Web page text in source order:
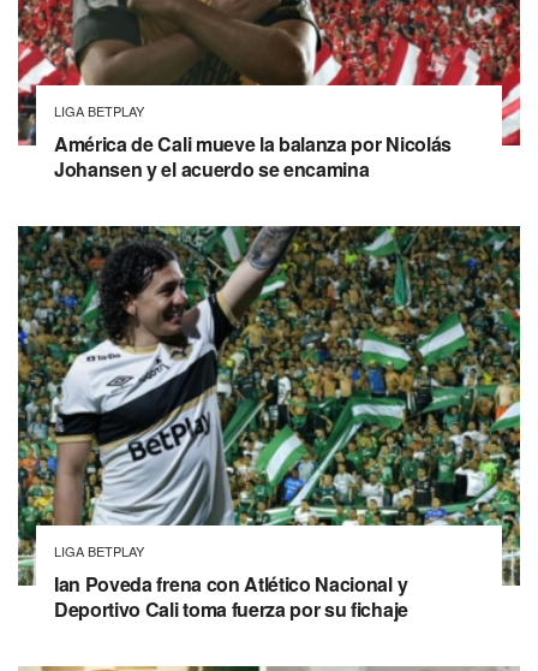
LIGA BETPLAY
América de Cali mueve la balanza por Nicolás
Johansen y el acuerdo se encamina
LIGA BETPLAY
Ian Poveda frena con Atlético Nacional y
Deportivo Cali toma fuerza por su fichaje